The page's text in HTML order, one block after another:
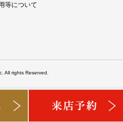
等について
All rights Reserved.